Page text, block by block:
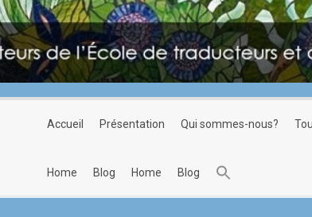
accueil présentation qui sommes-nous?
home blog home blog